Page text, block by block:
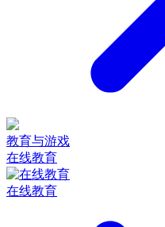
教育与游戏
在线教育
在线教育